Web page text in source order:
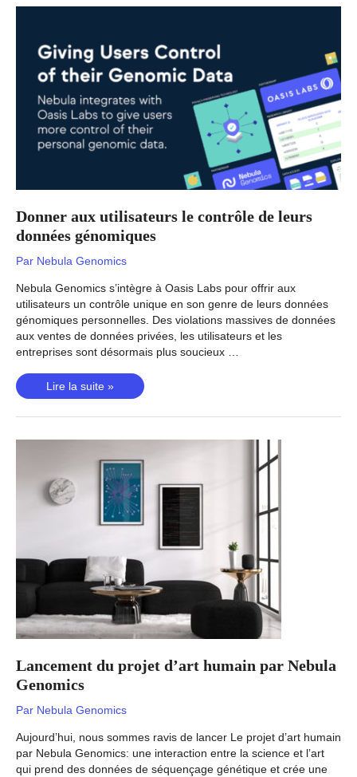
Donner aux utilisateurs le contrôle de leurs
données génomiques
Par Nebula Genomics
Nebula Genomics s’intègre à Oasis Labs pour offrir aux
utilisateurs un contrôle unique en son genre de leurs données
génomiques personnelles. Des violations massives de données
aux ventes de données privées, les utilisateurs et les
entreprises sont désormais plus soucieux …
Donner
aux
utilisateurs
leurs
données
génomiques
Lire la suite »
Lancement du projet d’art humain par Nebula
Genomics
Par Nebula Genomics
Aujourd’hui, nous sommes ravis de lancer Le projet d’art humain
par Nebula Genomics: une interaction entre la science et l’art
qui prend des données de séquençage génétique et crée une